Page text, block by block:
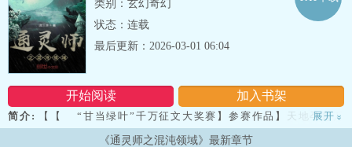
类别：玄幻奇幻
状态：连载
开始阅读 加入书架
最后更新：2026-03-01 06:04
简介:
【【 “甘当绿叶”千万征文大奖赛】参赛作品】天地孕育万
物，却给予了万物太多不公！ 不愿就此屈服的意志，造就
展开 »
《通灵师之混沌领域》最新章节